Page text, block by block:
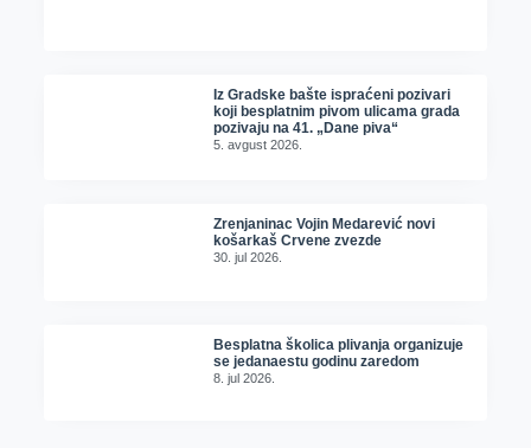
Iz Gradske bašte ispraćeni pozivari
koji besplatnim pivom ulicama grada
pozivaju na 41. „Dane piva“
5. avgust 2026.
Zrenjaninac Vojin Medarević novi
košarkaš Crvene zvezde
30. jul 2026.
Besplatna školica plivanja organizuje
se jedanaestu godinu zaredom
8. jul 2026.